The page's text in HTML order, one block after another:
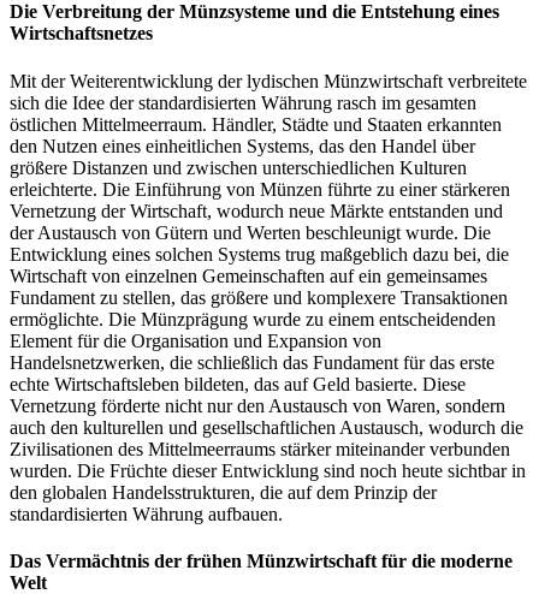
Die Verbreitung der Münzsysteme und die Entstehung eines
Wirtschaftsnetzes
Mit der Weiterentwicklung der lydischen Münzwirtschaft verbreitete
sich die Idee der standardisierten Währung rasch im gesamten
östlichen Mittelmeerraum. Händler, Städte und Staaten erkannten
den Nutzen eines einheitlichen Systems, das den Handel über
größere Distanzen und zwischen unterschiedlichen Kulturen
erleichterte. Die Einführung von Münzen führte zu einer stärkeren
Vernetzung der Wirtschaft, wodurch neue Märkte entstanden und
der Austausch von Gütern und Werten beschleunigt wurde. Die
Entwicklung eines solchen Systems trug maßgeblich dazu bei, die
Wirtschaft von einzelnen Gemeinschaften auf ein gemeinsames
Fundament zu stellen, das größere und komplexere Transaktionen
ermöglichte. Die Münzprägung wurde zu einem entscheidenden
Element für die Organisation und Expansion von
Handelsnetzwerken, die schließlich das Fundament für das erste
echte Wirtschaftsleben bildeten, das auf Geld basierte. Diese
Vernetzung förderte nicht nur den Austausch von Waren, sondern
auch den kulturellen und gesellschaftlichen Austausch, wodurch die
Zivilisationen des Mittelmeerraums stärker miteinander verbunden
wurden. Die Früchte dieser Entwicklung sind noch heute sichtbar in
den globalen Handelsstrukturen, die auf dem Prinzip der
standardisierten Währung aufbauen.
Das Vermächtnis der frühen Münzwirtschaft für die moderne
Welt